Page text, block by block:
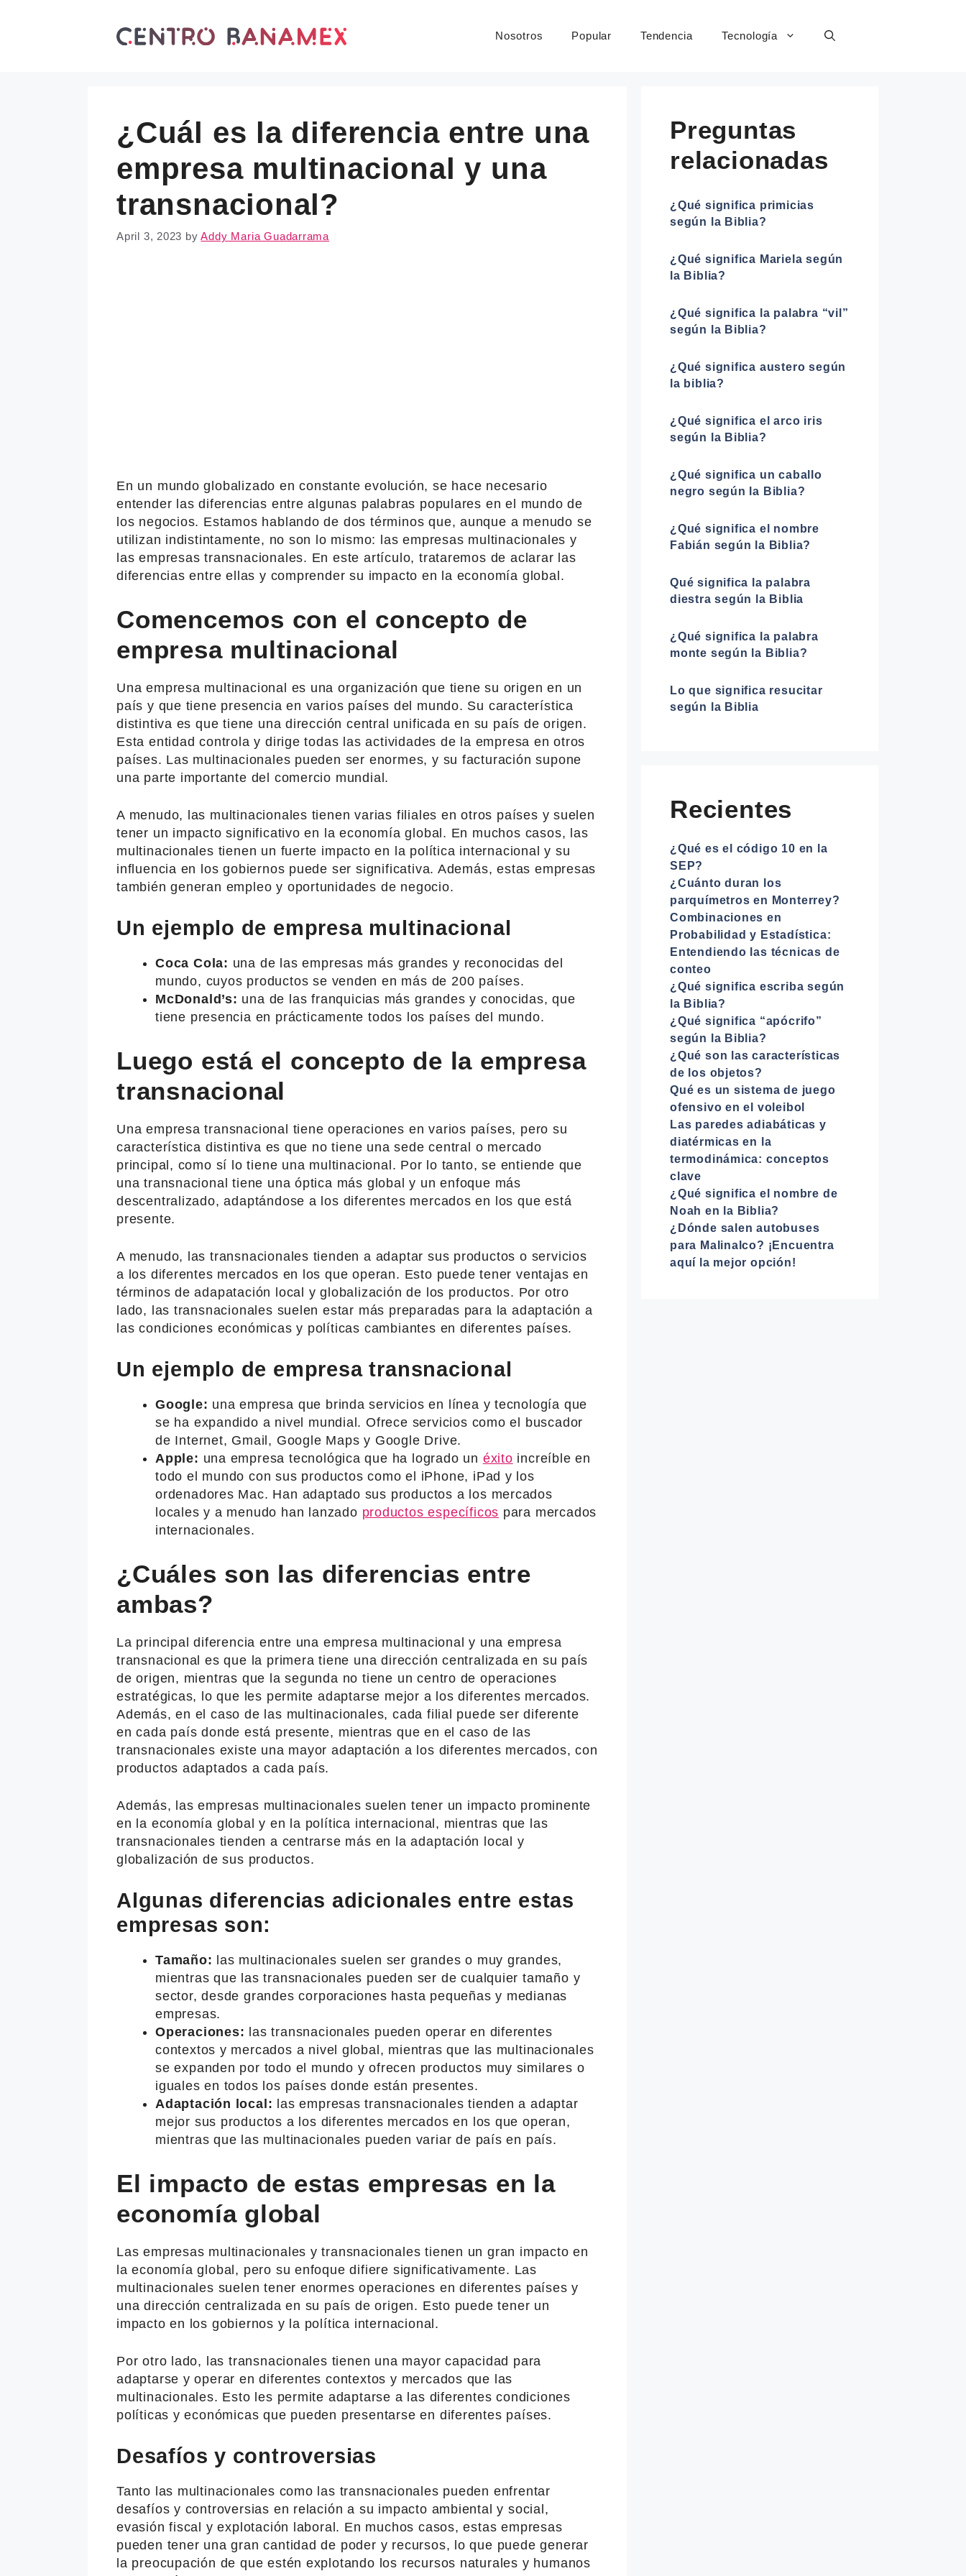
Nosotros Popular Tendencia Tecnología
¿Cuál es la diferencia entre una
empresa multinacional y una
transnacional?
April 3, 2023 byAddy Maria Guadarrama
En un mundo globalizado en constante evolución, se hace necesario
entender las diferencias entre algunas palabras populares en el mundo de
los negocios. Estamos hablando de dos términos que, aunque a menudo se
utilizan indistintamente, no son lo mismo: las empresas multinacionales y
las empresas transnacionales. En este artículo, trataremos de aclarar las
diferencias entre ellas y comprender su impacto en la economía global.
Comencemos con el concepto de
empresa multinacional
Una empresa multinacional es una organización que tiene su origen en un
país y que tiene presencia en varios países del mundo. Su característica
distintiva es que tiene una dirección central unificada en su país de origen.
Esta entidad controla y dirige todas las actividades de la empresa en otros
países. Las multinacionales pueden ser enormes, y su facturación supone
una parte importante del comercio mundial.
A menudo, las multinacionales tienen varias filiales en otros países y suelen
tener un impacto significativo en la economía global. En muchos casos, las
multinacionales tienen un fuerte impacto en la política internacional y su
influencia en los gobiernos puede ser significativa. Además, estas empresas
también generan empleo y oportunidades de negocio.
Un ejemplo de empresa multinacional
Coca Cola: una de las empresas más grandes y reconocidas del
mundo, cuyos productos se venden en más de 200 países.
McDonald’s: una de las franquicias más grandes y conocidas, que
tiene presencia en prácticamente todos los países del mundo.
Luego está el concepto de la empresa
transnacional
Una empresa transnacional tiene operaciones en varios países, pero su
característica distintiva es que no tiene una sede central o mercado
principal, como sí lo tiene una multinacional. Por lo tanto, se entiende que
una transnacional tiene una óptica más global y un enfoque más
descentralizado, adaptándose a los diferentes mercados en los que está
presente.
A menudo, las transnacionales tienden a adaptar sus productos o servicios
a los diferentes mercados en los que operan. Esto puede tener ventajas en
términos de adapatación local y globalización de los productos. Por otro
lado, las transnacionales suelen estar más preparadas para la adaptación a
las condiciones económicas y políticas cambiantes en diferentes países.
Un ejemplo de empresa transnacional
Google: una empresa que brinda servicios en línea y tecnología que
se ha expandido a nivel mundial. Ofrece servicios como el buscador
de Internet, Gmail, Google Maps y Google Drive.
Apple: una empresa tecnológica que ha logrado un éxito increíble en
todo el mundo con sus productos como el iPhone, iPad y los
ordenadores Mac. Han adaptado sus productos a los mercados
locales y a menudo han lanzado productos específicos para mercados
internacionales.
¿Cuáles son las diferencias entre
ambas?
La principal diferencia entre una empresa multinacional y una empresa
transnacional es que la primera tiene una dirección centralizada en su país
de origen, mientras que la segunda no tiene un centro de operaciones
estratégicas, lo que les permite adaptarse mejor a los diferentes mercados.
Además, en el caso de las multinacionales, cada filial puede ser diferente
en cada país donde está presente, mientras que en el caso de las
transnacionales existe una mayor adaptación a los diferentes mercados, con
productos adaptados a cada país.
Además, las empresas multinacionales suelen tener un impacto prominente
en la economía global y en la política internacional, mientras que las
transnacionales tienden a centrarse más en la adaptación local y
globalización de sus productos.
Algunas diferencias adicionales entre estas
empresas son:
Tamaño: las multinacionales suelen ser grandes o muy grandes,
mientras que las transnacionales pueden ser de cualquier tamaño y
sector, desde grandes corporaciones hasta pequeñas y medianas
empresas.
Operaciones: las transnacionales pueden operar en diferentes
contextos y mercados a nivel global, mientras que las multinacionales
se expanden por todo el mundo y ofrecen productos muy similares o
iguales en todos los países donde están presentes.
Adaptación local: las empresas transnacionales tienden a adaptar
mejor sus productos a los diferentes mercados en los que operan,
mientras que las multinacionales pueden variar de país en país.
El impacto de estas empresas en la
economía global
Las empresas multinacionales y transnacionales tienen un gran impacto en
la economía global, pero su enfoque difiere significativamente. Las
multinacionales suelen tener enormes operaciones en diferentes países y
una dirección centralizada en su país de origen. Esto puede tener un
impacto en los gobiernos y la política internacional.
Por otro lado, las transnacionales tienen una mayor capacidad para
adaptarse y operar en diferentes contextos y mercados que las
multinacionales. Esto les permite adaptarse a las diferentes condiciones
políticas y económicas que pueden presentarse en diferentes países.
Desafíos y controversias
Tanto las multinacionales como las transnacionales pueden enfrentar
desafíos y controversias en relación a su impacto ambiental y social,
evasión fiscal y explotación laboral. En muchos casos, estas empresas
pueden tener una gran cantidad de poder y recursos, lo que puede generar
la preocupación de que estén explotando los recursos naturales y humanos
Preguntas
relacionadas
¿Qué significa primicias
según la Biblia?
¿Qué significa Mariela según
la Biblia?
¿Qué significa la palabra “vil”
según la Biblia?
¿Qué significa austero según
la biblia?
¿Qué significa el arco iris
según la Biblia?
¿Qué significa un caballo
negro según la Biblia?
¿Qué significa el nombre
Fabián según la Biblia?
Qué significa la palabra
diestra según la Biblia
¿Qué significa la palabra
monte según la Biblia?
Lo que significa resucitar
según la Biblia
Recientes
¿Qué es el código 10 en la
SEP?
¿Cuánto duran los
parquímetros en Monterrey?
Combinaciones en
Probabilidad y Estadística:
Entendiendo las técnicas de
conteo
¿Qué significa escriba según
la Biblia?
¿Qué significa “apócrifo”
según la Biblia?
¿Qué son las características
de los objetos?
Qué es un sistema de juego
ofensivo en el voleibol
Las paredes adiabáticas y
diatérmicas en la
termodinámica: conceptos
clave
¿Qué significa el nombre de
Noah en la Biblia?
¿Dónde salen autobuses
para Malinalco? ¡Encuentra
aquí la mejor opción!